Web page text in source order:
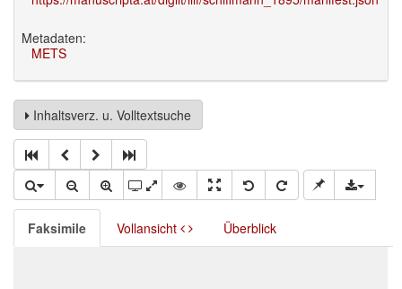
Metadaten:
METS
Inhaltsverz. u. Volltextsuche
Faksimile Vollansicht Überblick